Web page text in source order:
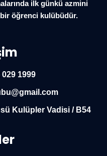
ilk günkü azmini
öğrenci kulübüdür.
029 1999
Kulüpler Vadisi / B54